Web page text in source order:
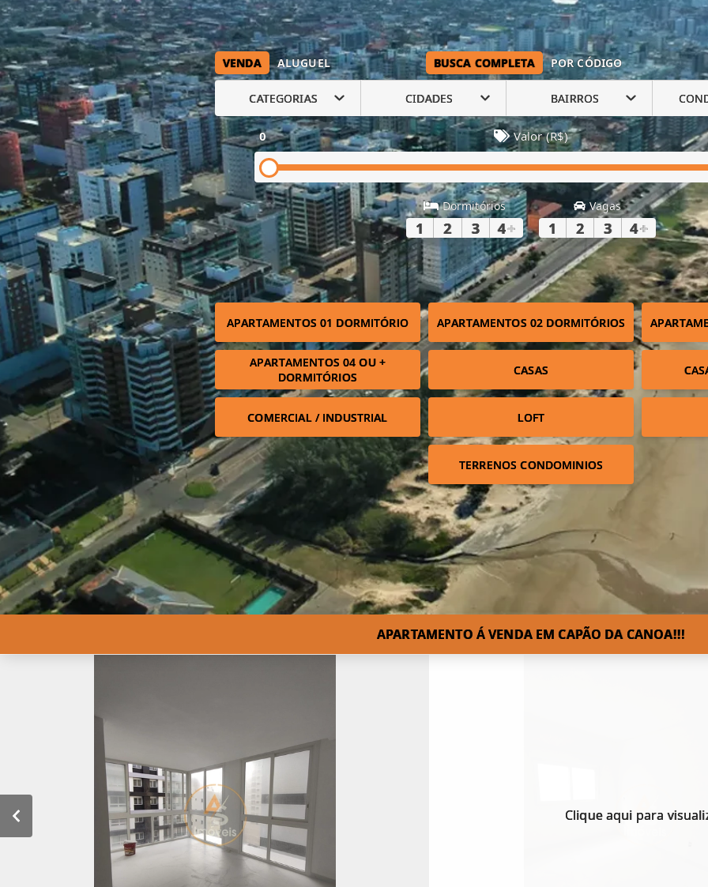
VENDA ALUGUEL BUSCA COMPLETA POR CÓDIGO
CATEGORIAS CIDADES BAIRROS
0 Valor (R$)
Dormitórios
1 2 3 4+
Vagas
1 2 3 4+
APARTAMENTOS 01 DORMITÓRIO APARTAMENTOS 02 DORMITÓRIOS
APARTAMENTOS 04 OU +
DORMITÓRIOS
CASAS
COMERCIAL / INDUSTRIAL LOFT
TERRENOS CONDOMINIOS
APARTAMENTO Á VENDA EM CAPÃO DA CANOA!!!
Clique aqui para